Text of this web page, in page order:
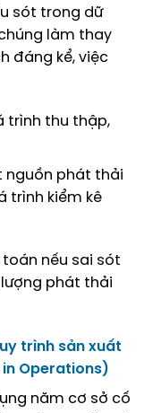
sót trong dữ
làm thay
đáng kể, việc
trình thu thập,
nguồn phát thải
trình kiểm kê
toán nếu sai sót
phát thải
trình sản xuất
Operations)
năm cơ sở cố